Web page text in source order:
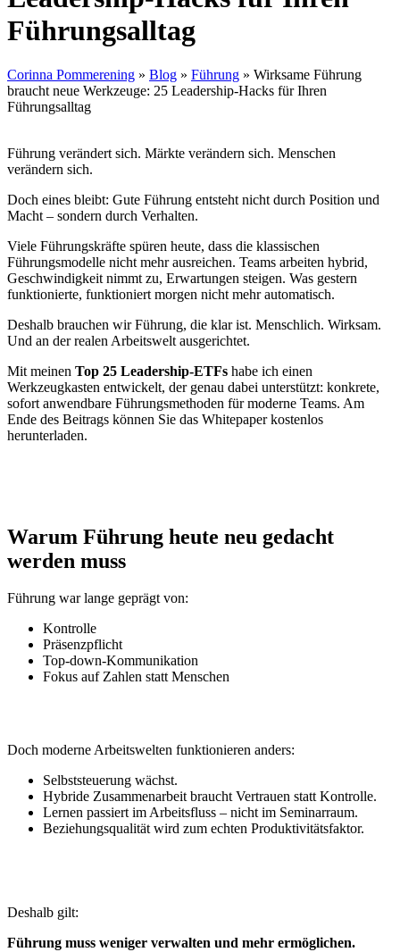
Führungsalltag
Corinna Pommerening » Blog » Führung » Wirksame Führung
braucht neue Werkzeuge: 25 Leadership-Hacks für Ihren
Führungsalltag
Führung verändert sich. Märkte verändern sich. Menschen
verändern sich.
Doch eines bleibt: Gute Führung entsteht nicht durch Position und
Macht – sondern durch Verhalten.
Viele Führungskräfte spüren heute, dass die klassischen
Führungsmodelle nicht mehr ausreichen. Teams arbeiten hybrid,
Geschwindigkeit nimmt zu, Erwartungen steigen. Was gestern
funktionierte, funktioniert morgen nicht mehr automatisch.
Deshalb brauchen wir Führung, die klar ist. Menschlich. Wirksam.
Und an der realen Arbeitswelt ausgerichtet.
Mit meinen Top 25 Leadership-ETFs habe ich einen
Werkzeugkasten entwickelt, der genau dabei unterstützt: konkrete,
sofort anwendbare Führungsmethoden für moderne Teams. Am
Ende des Beitrags können Sie das Whitepaper kostenlos
herunterladen.
Warum Führung heute neu gedacht
werden muss
Führung war lange geprägt von:
Kontrolle
Präsenzpflicht
Top-down-Kommunikation
Fokus auf Zahlen statt Menschen
Doch moderne Arbeitswelten funktionieren anders:
Selbststeuerung wächst.
Hybride Zusammenarbeit braucht Vertrauen statt Kontrolle.
Lernen passiert im Arbeitsfluss – nicht im Seminarraum.
Beziehungsqualität wird zum echten Produktivitätsfaktor.
Deshalb gilt:
Führung muss weniger verwalten und mehr ermöglichen.